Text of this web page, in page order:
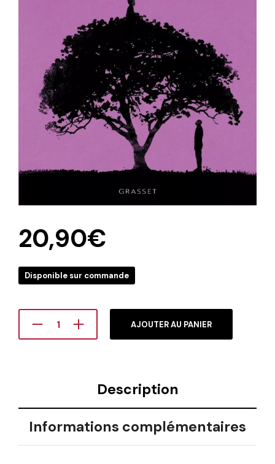
20,90€
Disponible sur commande
AJOUTER AU PANIER
Description
Informations complémentaires